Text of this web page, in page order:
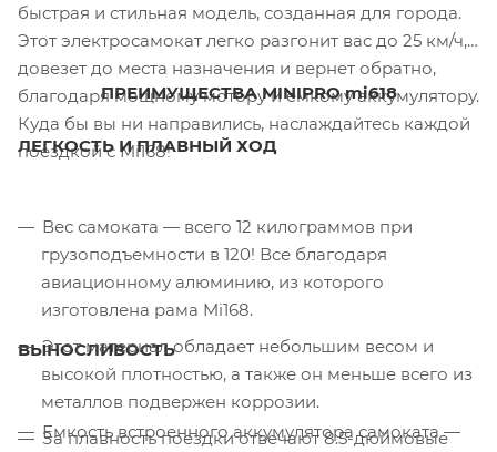
быстрая и стильная модель, созданная для города.
Этот электросамокат легко разгонит вас до 25 км/ч,
довезет до места назначения и вернет обратно,
благодаря мощному мотору и емкому аккумулятору.
Куда бы вы ни направились, наслаждайтесь каждой
поездкой с Mi168!
ПРЕИМУЩЕСТВА MINIPRO mi618
ЛЕГКОСТЬ И ПЛАВНЫЙ ХОД
Вес самоката — всего 12 килограммов при
грузоподъемности в 120! Все благодаря
авиационному алюминию, из которого
изготовлена рама Mi168.
Этот материал обладает небольшим весом и
высокой плотностью, а также он меньше всего из
металлов подвержен коррозии.
За плавность поездки отвечают 8.5-дюймовые
ВЫНОСЛИВОСТЬ
Емкость встроенного аккумулятора самоката —